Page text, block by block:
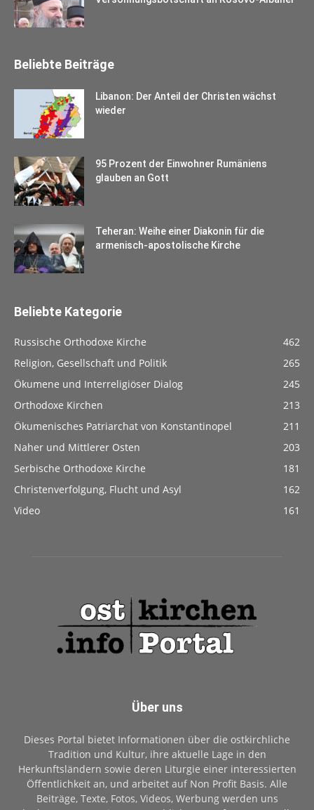
Beliebte Beiträge
Libanon: Der Anteil der Christen wächst
wieder
95 Prozent der Einwohner Rumäniens
glauben an Gott
Teheran: Weihe einer Diakonin für die
armenisch-apostolische Kirche
Beliebte Kategorie
Russische Orthodoxe Kirche
462
Religion, Gesellschaft und Politik
265
Ökumene und Interreligiöser Dialog
245
Orthodoxe Kirchen
213
Ökumenisches Patriarchat von Konstantinopel
211
Naher und Mittlerer Osten
203
Serbische Orthodoxe Kirche
181
Christenverfolgung, Flucht und Asyl
162
Video
161
Über uns
Dieses Portal bietet Informationen über die ostkirchliche
Tradition und Kultur, ihre aktuelle Lage in den
Herkunftsländern sowie deren Liturgie einer interessierten
Öffentlichkeit an, und arbeitet auf Non Profit Basis. Alle
Beiträge, Texte, Fotos, Videos, Werbung werden uns